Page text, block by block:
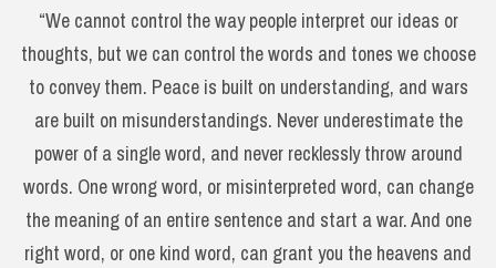
“We cannot control the way people interpret our ideas or
thoughts, but we can control the words and tones we choose
to convey them. Peace is built on understanding, and wars
are built on misunderstandings. Never underestimate the
power of a single word, and never recklessly throw around
words. One wrong word, or misinterpreted word, can change
the meaning of an entire sentence and start a war. And one
right word, or one kind word, can grant you the heavens and